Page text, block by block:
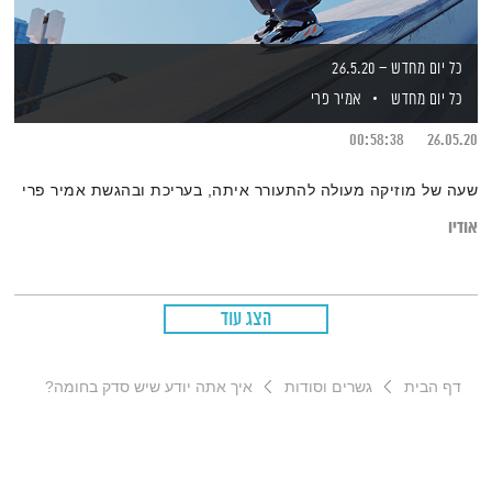
כל יום מחדש – 26.5.20
כל יום מחדש
אמיר פרי
26.05.20
00:58:38
שעה של מוזיקה מעולה להתעורר איתה, בעריכת ובהגשת אמיר פרי
אודיו
הצג עוד
דף הבית גשרים וסודות איך אתה יודע שיש סדק בחומה?